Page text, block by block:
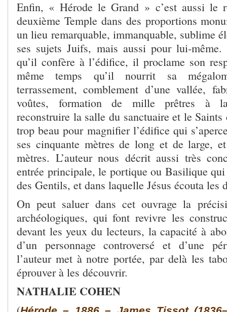
Enfin, « Hérode le Grand » c’est aussi le
deuxième Temple dans des proportions
un lieu remarquable, immanquable, sublime
ses sujets Juifs, mais aussi pour lui-
qu’il confère à l’édifice, il proclame son
même temps qu’il nourrit sa
terrassement, comblement d’une vallée,
voûtes, formation de mille prêtres à
reconstruire la salle du sanctuaire et le Saints
trop beau pour magnifier l’édifice qui
ses cinquante mètres de long et de large,
mètres. L’auteur nous décrit aussi très
entrée principale, le portique ou Basilique qui
des Gentils, et dans laquelle Jésus écouta les
On peut saluer dans cet ouvrage la
archéologiques, qui font revivre les
devant les yeux du lecteurs, la capacité à
d’un personnage controversé et d’une
l’auteur met à notre portée, par delà les
éprouver à les découvrir.
NATHALIE COHEN